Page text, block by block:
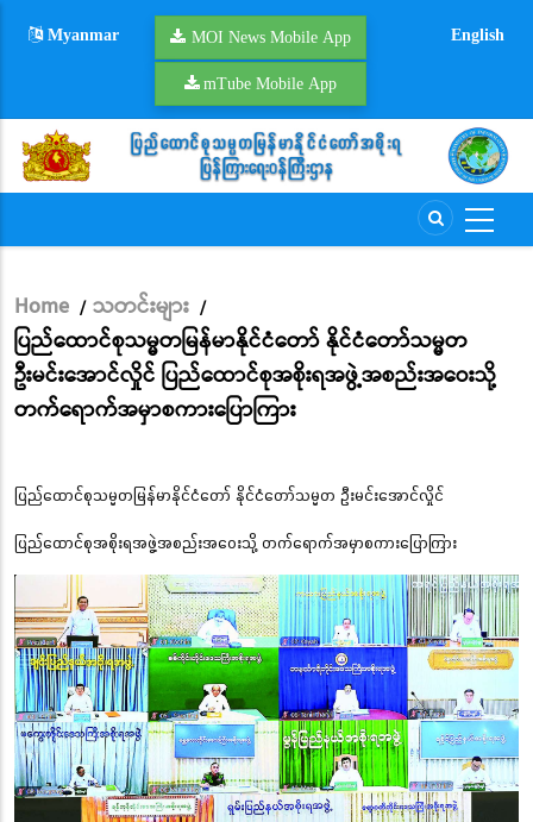
Myanmar MOI News Mobile App
mTube Mobile App
English
Breadcrumb
Home / သတင်းများ /
ပြည်ထောင်စုသမ္မတမြန်မာနိုင်ငံတော် နိုင်ငံတော်သမ္မတ
ဦးမင်းအောင်လှိုင် ပြည်ထောင်စုအစိုးရအဖွဲ့အစည်းအဝေးသို့
တက်ရောက်အမှာစကားပြောကြား
ပြည်ထောင်စုသမ္မတမြန်မာနိုင်ငံတော် နိုင်ငံတော်သမ္မတ ဦးမင်းအောင်လှိုင်
ပြည်ထောင်စုအစိုးရအဖွဲ့အစည်းအဝေးသို့ တက်ရောက်အမှာစကားပြောကြား